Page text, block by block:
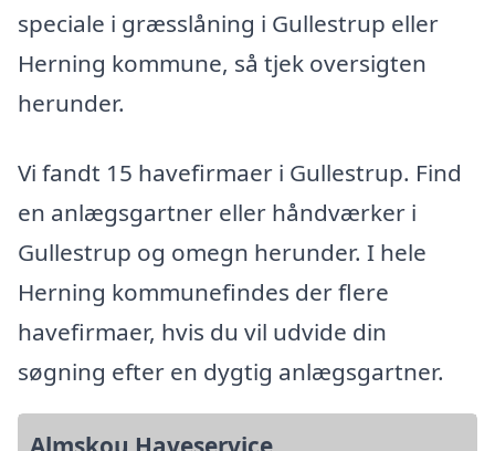
speciale i græsslåning i Gullestrup eller
Herning kommune, så tjek oversigten
herunder.
Vi fandt 15 havefirmaer i Gullestrup. Find
en anlægsgartner eller håndværker i
Gullestrup og omegn herunder. I hele
Herning kommunefindes der flere
havefirmaer, hvis du vil udvide din
søgning efter en dygtig anlægsgartner.